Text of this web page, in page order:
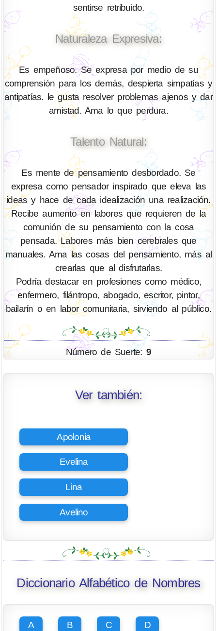
sentirse retribuido.
Naturaleza Expresiva:
Es empeñoso. Se expresa por medio de su
comprensión para los demás, despierta simpatías y
antipatías. le gusta resolver problemas ajenos y dar
amistad. Ama lo que perdura.
Talento Natural:
Es mente de pensamiento desbordado. Se
expresa como pensador inspirado que eleva las
ideas y hace de cada idealización una realización.
Recibe aumento en labores que requieren de la
comunión de su pensamiento con la cosa
pensada. Labores más bien cerebrales que
manuales. Ama las cosas del pensamiento, más al
crearlas que al disfrutarlas.
Podría destacar en profesiones como médico,
enfermero, filántropo, abogado, escritor, pintor,
bailarín o en labor comunitaria, sirviendo al público.
Número de Suerte: 9
Ver también:
Apolonia
Evelina
Lina
Avelino
Diccionario Alfabético de Nombres
A B C D